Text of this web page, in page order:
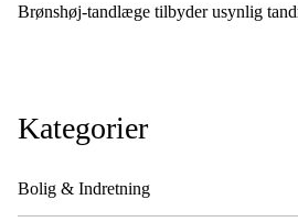
Brønshøj-tandlæge tilbyder usynlig
Kategorier
Bolig & Indretning